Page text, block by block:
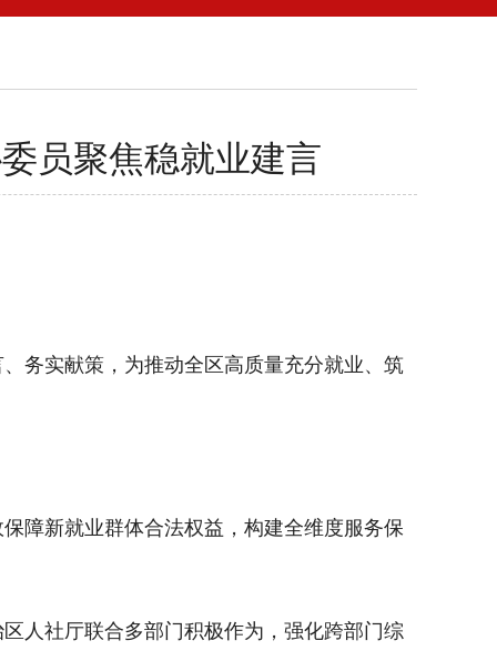
员聚焦稳就业建言
实献策，为推动全区高质量充分就业、筑
新就业群体合法权益，构建全维度服务保
社厅联合多部门积极作为，强化跨部门综